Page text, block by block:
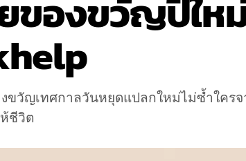
ของขวัญปีให
ขวัญเทศกาลวันหยุดแปลกใหม่ไม่ซ้ำใคร
ชีวิต